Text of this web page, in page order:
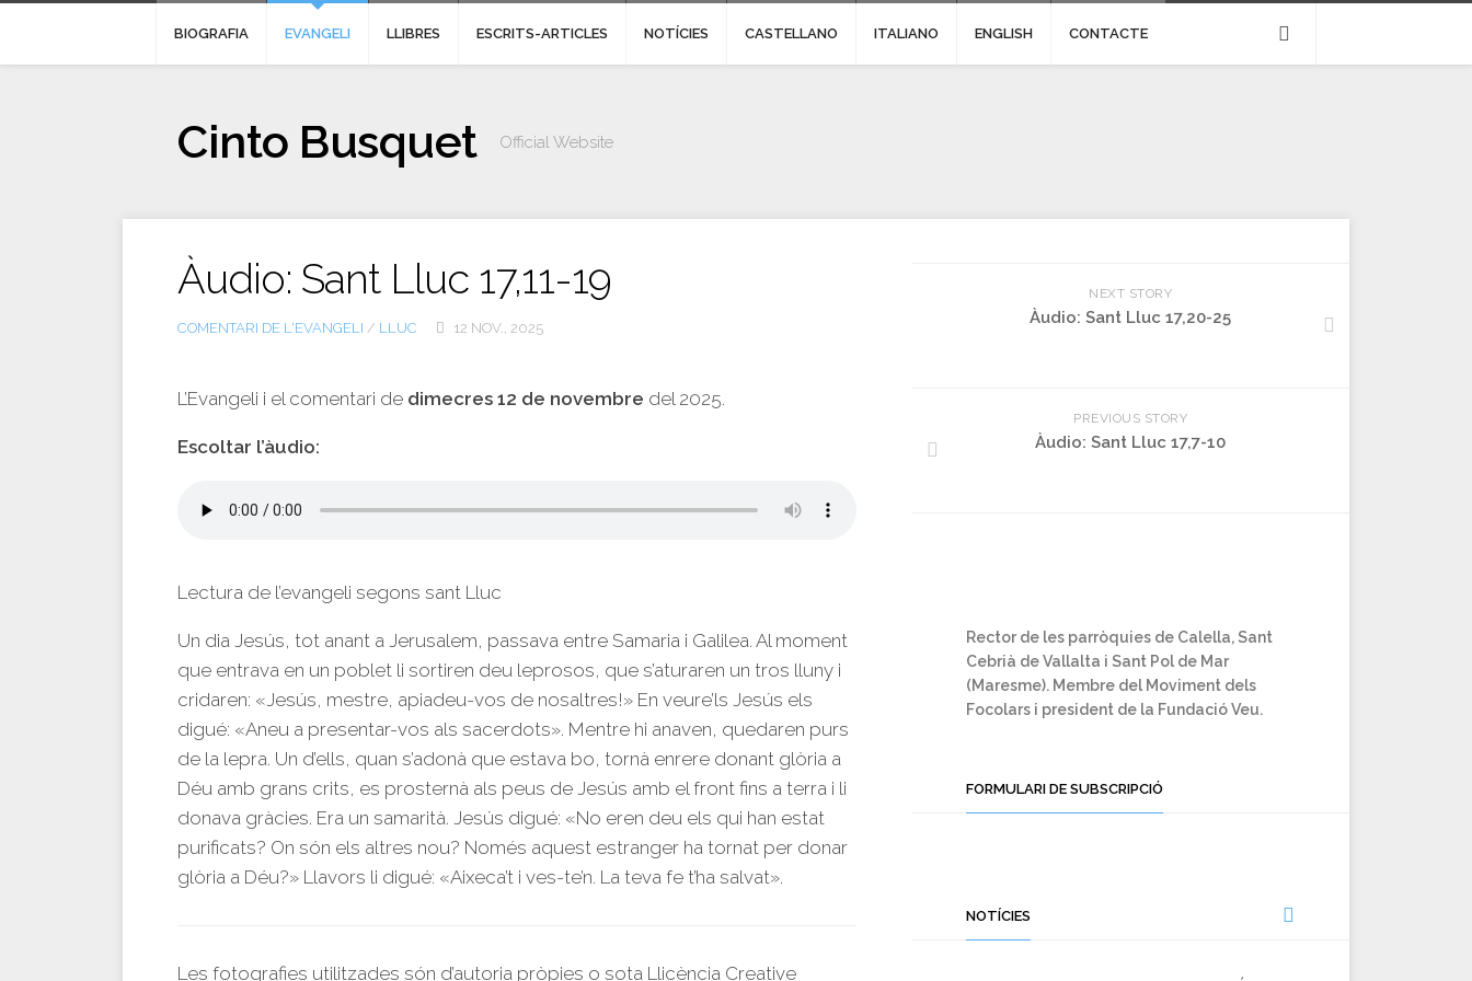
BIOGRAFIA EVANGELI LLIBRES ESCRITS-ARTICLES NOTÍCIES CASTELLANO ITALIANO ENGLISH CONTACTE
Cinto Busquet Official Website
Àudio: Sant Lluc 17,11-19
COMENTARI DE L'EVANGELI / LLUC 12 NOV., 2025
L’Evangeli i el comentari de dimecres 12 de novembre del 2025.
Escoltar l’àudio:
Lectura de l’evangeli segons sant Lluc
Un dia Jesús, tot anant a Jerusalem, passava entre Samaria i Galilea. Al moment
que entrava en un poblet li sortiren deu leprosos, que s’aturaren un tros lluny i
cridaren: «Jesús, mestre, apiadeu-vos de nosaltres!» En veure’ls Jesús els
digué: «Aneu a presentar-vos als sacerdots». Mentre hi anaven, quedaren purs
de la lepra. Un d’ells, quan s’adonà que estava bo, tornà enrere donant glòria a
Déu amb grans crits, es prosternà als peus de Jesús amb el front fins a terra i li
donava gràcies. Era un samarità. Jesús digué: «No eren deu els qui han estat
purificats? On són els altres nou? Només aquest estranger ha tornat per donar
glòria a Déu?» Llavors li digué: «Aixeca’t i ves-te’n. La teva fe t’ha salvat».
Les fotografies utilitzades són d’autoria pròpies o sota Llicència Creative
NEXT STORY
Àudio: Sant Lluc 17,20-25
PREVIOUS STORY
Àudio: Sant Lluc 17,7-10
Rector de les parròquies de Calella, Sant
Cebrià de Vallalta i Sant Pol de Mar
(Maresme). Membre del Moviment dels
Focolars i president de la Fundació Veu.
FORMULARI DE SUBSCRIPCIÓ
NOTÍCIES